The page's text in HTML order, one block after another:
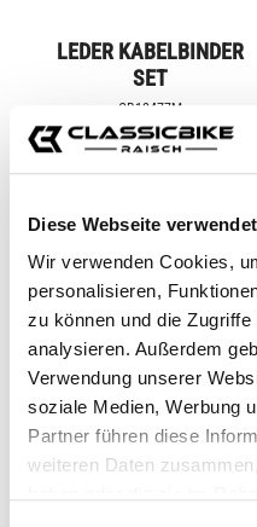
Diese Webseite
Wir verwenden Cookies,
personalisieren,
zu können und die
analysieren. Außerdem
Verwendung unserer
soziale Medien, Werbung
Partner führen diese
weiteren Daten
LEDER KABELBINDER
SET
CB12477M
Ab32,95 €*